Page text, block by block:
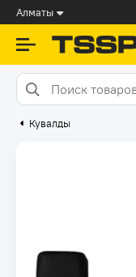
Алматы
Кувалды